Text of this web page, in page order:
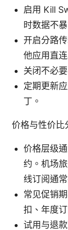
启用 Kill
时数据不暴
开启分路
他应用直
关闭不必
定期更新
丁。
价格与性价比
价格层级
约。机场
线订阅通
常见促销
扣、年度
试用与退